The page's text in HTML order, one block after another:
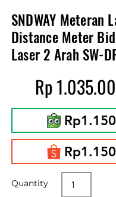
SNDWAY Meteran
Distance Meter
Laser 2 Arah SW-
Rp
Quantity